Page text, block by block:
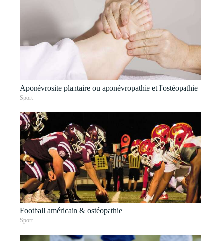
Aponévrosite plantaire ou aponévropathie et l'ostéopathie
Sport
Football américain & ostéopathie
Sport